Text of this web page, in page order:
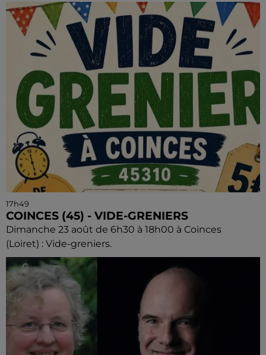
17h49
COINCES (45) - VIDE-GRENIERS
Dimanche 23 août de 6h30 à 18h00 à Coinces
(Loiret) : Vide-greniers.